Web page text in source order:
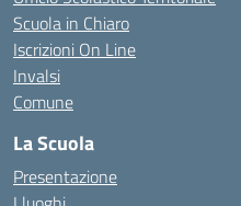
Scuola in Chiaro
Iscrizioni On Line
Invalsi
Comune
La Scuola
Presentazione